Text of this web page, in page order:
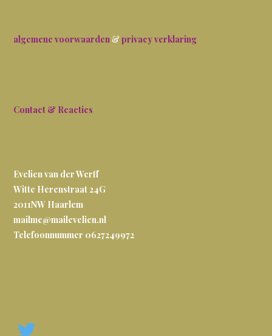
algemene voorwaarden&privacy verklaring
Contact & Reacties
Evelien van der Werff
Witte Herenstraat 24G
2011NW Haarlem
mailme@mailevelien.nl
Telefoonnummer 0627249972